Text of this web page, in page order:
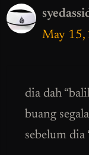
May 15,
dia dah
buang
sebelum dia